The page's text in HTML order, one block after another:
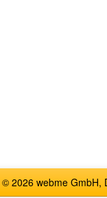
© 2026 webme GmbH,